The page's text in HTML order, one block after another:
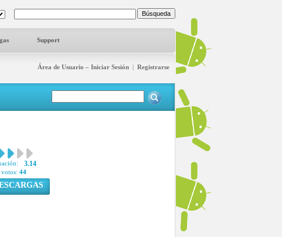
Support
Área de Usuario – Iniciar Sesión | Registrarse
3.14
44